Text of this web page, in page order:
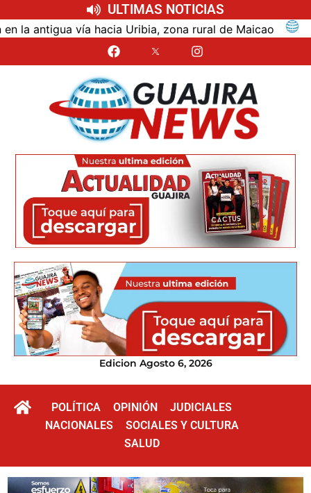
ULTIMAS NOTICIAS
vía hacia Uribia, zona rural de Maicao
Edicion Agosto 6, 2026
POLÍTICA OPINIÓN
JUDICIALES
NACIONALES
SOCIALES Y CULTURA
SALUD